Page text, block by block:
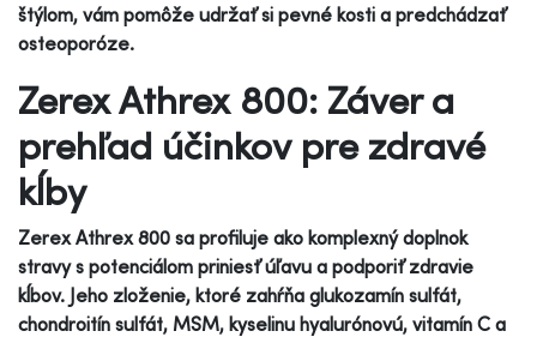
štýlom, vám pomôže udržať si pevné kosti a predchádzať
osteoporóze.
Zerex Athrex 800: Záver a
prehľad účinkov pre zdravé
kĺby
Zerex Athrex 800 sa profiluje ako komplexný doplnok
stravy s potenciálom priniesť úľavu a podporiť zdravie
kĺbov. Jeho zloženie, ktoré zahŕňa glukozamín sulfát,
chondroitín sulfát, MSM, kyselinu hyalurónovú, vitamín C a